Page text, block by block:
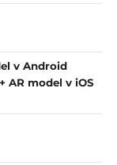
v Android
AR model v iOS